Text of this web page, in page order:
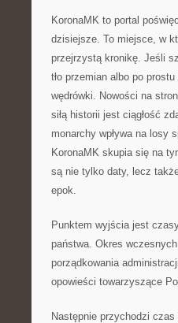
KoronaMK to portal
dzisiejsze. To miejsce, w
przejrzystą kronikę. Jeśli
tło przemian albo po
wędrówki. Nowości na
siłą historii jest ciągłość
monarchy wpływa na losy
KoronaMK skupia się na
są nie tylko daty, lecz
epok.
Punktem wyjścia jest
państwa. Okres
porządkowania
opowieści towarzyszące
Następnie przychodzi